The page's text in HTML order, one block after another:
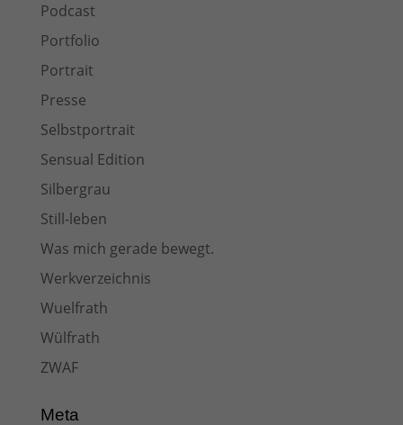
Podcast
Portfolio
Portrait
Presse
Selbstportrait
Sensual Edition
Silbergrau
Still-leben
Was mich gerade bewegt.
Werkverzeichnis
Wuelfrath
Wülfrath
ZWAF
Meta